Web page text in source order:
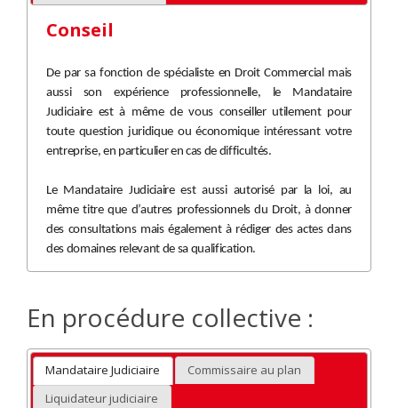
Conseil
De par sa fonction de spécialiste en Droit Commercial mais
aussi son expérience professionnelle, le Mandataire
Judiciaire est à même de vous conseiller utilement pour
toute question juridique ou économique intéressant votre
entreprise, en particulier en cas de difficultés.
Le Mandataire Judiciaire est aussi autorisé par la loi, au
même titre que d’autres professionnels du Droit, à donner
des consultations mais également à rédiger des actes dans
des domaines relevant de sa qualification.
En procédure collective :
Mandataire Judiciaire
Commissaire au plan
Liquidateur judiciaire